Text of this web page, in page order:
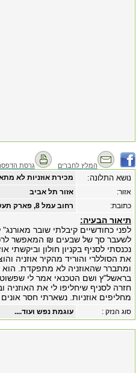
גרסת המלץ לחברים
מכירת אוזניות לא נושא התלונה:
אזור תל אביב
אזור:
רחוב עמל 8, פארק תעשיות אפק, ת"ד 435, ראש העין 48103
כתובת:
תיאור הבעיה:
לפני כחודשיים קיבלתי שובר
לשעבר סך של שבעים ₪ המאפשר
את הסוללרי והוריד מהקיר אוזניה
ומתברר שהאוזניה לא מתפקדת.
בראשל"ץ ושם הטכנאי אמר לי שפשוט
חזרה לסניף שיחליפו לי את
מחליפים אוזניות. נשארתי חסר
עוגמת נפש ועוד.... סוג הנזק :